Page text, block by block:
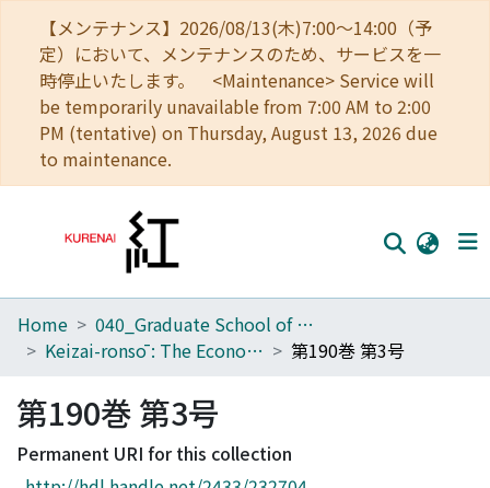
【メンテナンス】2026/08/13(木)7:00～14:00（予
定）において、メンテナンスのため、サービスを一
時停止いたします。 <Maintenance> Service will
be temporarily unavailable from 7:00 AM to 2:00
PM (tentative) on Thursday, August 13, 2026 due
to maintenance.
Home
Browse
Download Ranking
Home
040_Graduate School of Economics
Keizai-ronsō : The Economic Review
第190巻 第3号
第190巻 第3号
Permanent URI for this collection